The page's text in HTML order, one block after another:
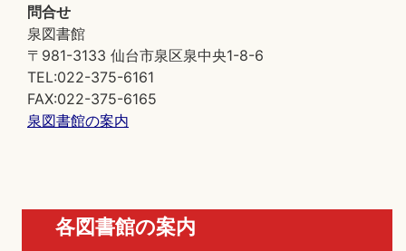
問合せ
泉図書館
〒981-3133 仙台市泉区泉中央1-8-6
TEL:022-375-6161
FAX:022-375-6165
泉図書館の案内
各図書館の案内